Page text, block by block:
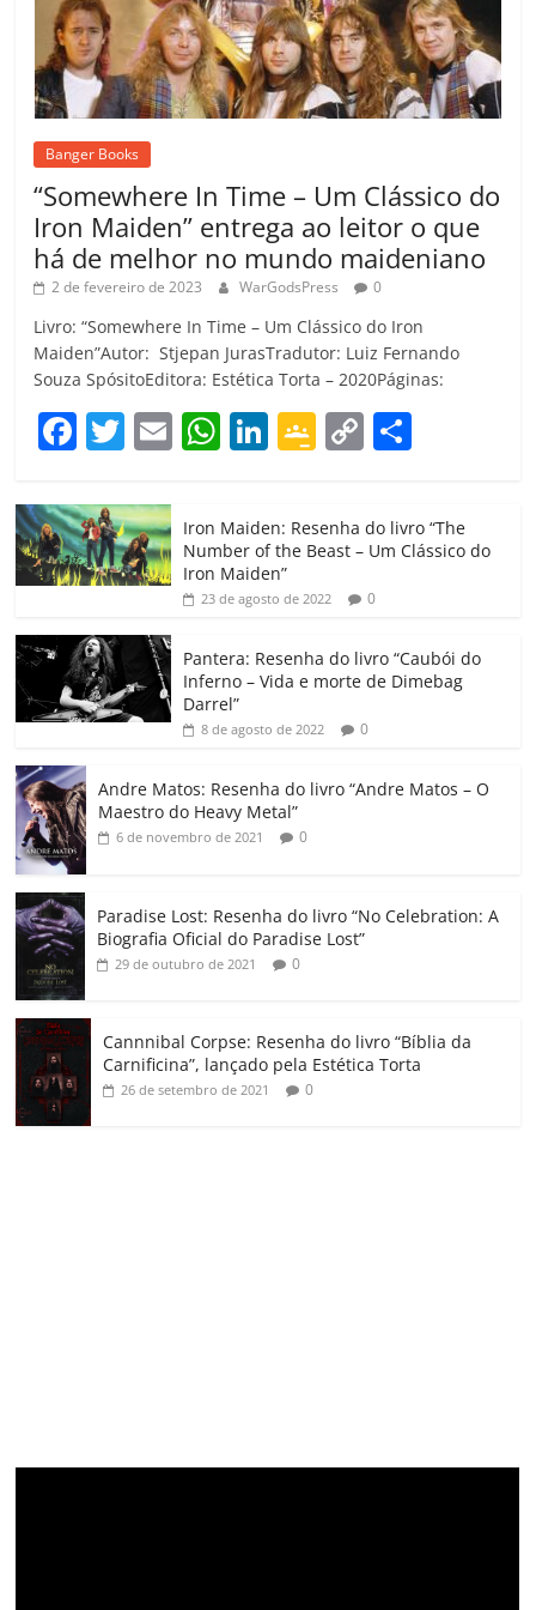
Banger Books
“Somewhere In Time – Um Clássico do
Iron Maiden” entrega ao leitor o que
há de melhor no mundo maideniano
2 de fevereiro de 2023 WarGodsPress 0
Livro: “Somewhere In Time – Um Clássico do Iron
Maiden”Autor: Stjepan JurasTradutor: Luiz Fernando
Souza SpósitoEditora: Estética Torta – 2020Páginas:
F
c
e
b
o
o
k
T
itt
er
E W
at
s
A
p
Li
e
dI
G
gl
e
Cl
a
ss
ro
o
C
p
y
Li
k
m
p
h
ar
Iron Maiden: Resenha do livro “The
Number of the Beast – Um Clássico do
Iron Maiden”
23 de agosto de 2022 0
Pantera: Resenha do livro “Caubói do
Inferno – Vida e morte de Dimebag
Darrel”
8 de agosto de 2022 0
Andre Matos: Resenha do livro “Andre Matos – O
Maestro do Heavy Metal”
6 de novembro de 2021 0
Paradise Lost: Resenha do livro “No Celebration: A
Biografia Oficial do Paradise Lost”
29 de outubro de 2021 0
Cannnibal Corpse: Resenha do livro “Bíblia da
Carnificina”, lançado pela Estética Torta
26 de setembro de 2021 0